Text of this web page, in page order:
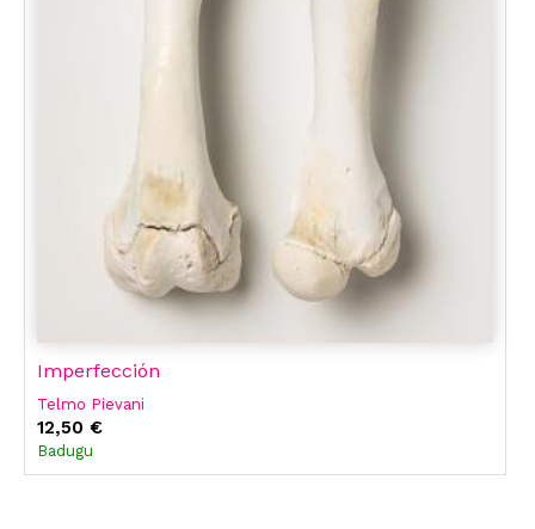
Imperfección
Telmo Pievani
12,50 €
Badugu